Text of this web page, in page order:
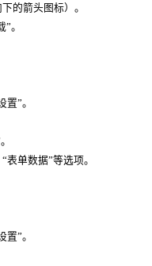
的箭头图标）。
。
”。
表单数据”等选项。
”。